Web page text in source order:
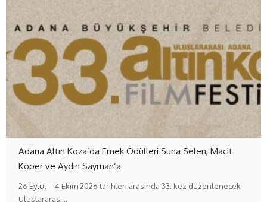
Adana Altın Koza’da Emek Ödülleri Suna Selen, Macit
Koper ve Aydın Sayman’a
26 Eylül – 4 Ekim 2026 tarihleri arasında 33. kez düzenlenecek
Uluslararası…